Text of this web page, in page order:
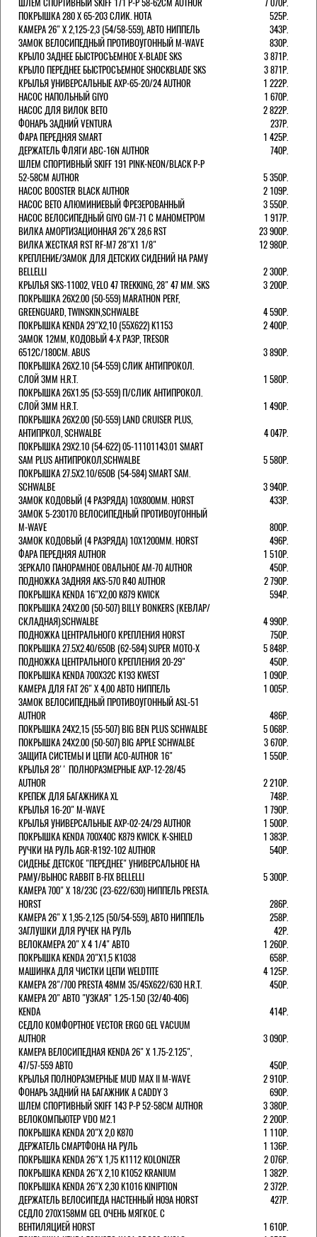
ПОКРЫШКА 280 X 65-203 СЛИК. HOTA
525Р.
КАМЕРА 26" X 2,125-2,3 (54/58-559), АВТО НИППЕЛЬ
343Р.
ЗАМОК ВЕЛОСИПЕДНЫЙ ПРОТИВОУГОННЫЙ M-WAVE
830Р.
КРЫЛО ЗАДНЕЕ БЫСТРОСЪЕМНОЕ X-BLADE SKS
3 871Р.
КРЫЛО ПЕРЕДНЕЕ БЫСТРОСЪЕМНОЕ SHOCKBLADE SKS
3 871Р.
КРЫЛЬЯ УНИВЕРСАЛЬНЫЕ AXP-65-20/24 AUTHOR
1 222Р.
НАСОС НАПОЛЬНЫЙ GIYO
1 670Р.
НАСОС ДЛЯ ВИЛОК ВЕТО
2 822Р.
ФОНАРЬ ЗАДНИЙ VENTURA
237Р.
ФАРА ПЕРЕДНЯЯ SMART
1 425Р.
ДЕРЖАТЕЛЬ ФЛЯГИ ABC-16N AUTHOR
740Р.
ШЛЕМ СПОРТИВНЫЙ SKIFF 191 PINK-NEON/BLACK Р-Р
52-58СМ AUTHOR
5 350Р.
НАСОС BOOSTER BLACK AUTHOR
2 109Р.
НАСОС BETO АЛЮМИНИЕВЫЙ ФРЕЗЕРОВАННЫЙ
3 550Р.
НАСОС ВЕЛОСИПЕДНЫЙ GIYO GM-71 С МАНОМЕТРОМ
1 917Р.
ВИЛКА АМОРТИЗАЦИОННАЯ 26"Х 28,6 RST
23 900Р.
ВИЛКА ЖЕСТКАЯ RST RF-M7 28"Х1 1/8"
12 980Р.
КРЕПЛЕНИЕ/ЗАМОК ДЛЯ ДЕТСКИХ СИДЕНИЙ НА РАМУ
BELLELLI
2 300Р.
КРЫЛЬЯ SKS-11002, VELO 47 TREKKING, 28" 47 ММ. SKS
3 200Р.
ПОКРЫШКА 26X2.00 (50-559) MARATHON PERF,
GREENGUARD, TWINSKIN,SCHWALBE
4 590Р.
ПОКРЫШКА KENDA 29"Х2,10 (55X622) K1153
2 400Р.
ЗАМОК 12ММ, КОДОВЫЙ 4-Х РАЗР, TRESOR
6512C/180СМ. ABUS
3 890Р.
ПОКРЫШКА 26X2.10 (54-559) СЛИК АНТИПРОКОЛ.
СЛОЙ 3ММ H.R.T.
1 580Р.
ПОКРЫШКА 26X1.95 (53-559) П/СЛИК АНТИПРОКОЛ.
СЛОЙ 3ММ H.R.T.
1 490Р.
ПОКРЫШКА 26X2.00 (50-559) LAND CRUISER PLUS,
АНТИПРКОЛ, SCHWALBE
4 047Р.
ПОКРЫШКА 29X2.10 (54-622) 05-11101143.01 SMART
SAM PLUS АНТИПРОКОЛ,SCHWALBE
5 580Р.
ПОКРЫШКА 27.5X2.10/650B (54-584) SMART SAM.
SCHWALBE
3 940Р.
ЗАМОК КОДОВЫЙ (4 РАЗРЯДА) 10Х800ММ. HORST
433Р.
ЗАМОК 5-230170 ВЕЛОСИПЕДНЫЙ ПРОТИВОУГОННЫЙ
M-WAVE
800Р.
ЗАМОК КОДОВЫЙ (4 РАЗРЯДА) 10Х1200ММ. HORST
496Р.
ФАРА ПЕРЕДНЯЯ AUTHOR
1 510Р.
ЗЕРКАЛО ПАНОРАМНОЕ ОВАЛЬНОЕ AM-70 AUTHOR
450Р.
ПОДНОЖКА ЗАДНЯЯ AKS-570 R40 AUTHOR
2 790Р.
ПОКРЫШКА KENDA 16"Х2,00 K879 KWICK
594Р.
ПОКРЫШКА 24X2.00 (50-507) BILLY BONKERS (КЕВЛАР/
СКЛАДНАЯ).SCHWALBE
4 990Р.
ПОДНОЖКА ЦЕНТРАЛЬНОГО КРЕПЛЕНИЯ HORST
750Р.
ПОКРЫШКА 27.5X2.40/650B (62-584) SUPER MOTO-X
5 848Р.
ПОДНОЖКА ЦЕНТРАЛЬНОГО КРЕПЛЕНИЯ 20-29"
450Р.
ПОКРЫШКА KENDA 700Х32С K193 KWEST
1 090Р.
КАМЕРА ДЛЯ FAT 26" X 4,00 АВТО НИППЕЛЬ
1 005Р.
ЗАМОК ВЕЛОСИПЕДНЫЙ ПРОТИВОУГОННЫЙ ASL-51
AUTHOR
486Р.
ПОКРЫШКА 24X2,15 (55-507) BIG BEN PLUS SCHWALBE
5 068Р.
ПОКРЫШКА 24X2.00 (50-507) BIG APPLE SCHWALBE
3 670Р.
ЗАЩИТА СИСТЕМЫ И ЦЕПИ ACO-AUTHOR 16"
1 550Р.
КРЫЛЬЯ 28'' ПОЛНОРАЗМЕРНЫЕ AXP-12-28/45
AUTHOR
2 210Р.
КРЕПЕЖ ДЛЯ БАГАЖНИКА XL
748Р.
КРЫЛЬЯ 16-20" M-WAVE
1 790Р.
КРЫЛЬЯ УНИВЕРСАЛЬНЫЕ AXP-02-24/29 AUTHOR
1 500Р.
ПОКРЫШКА KENDA 700Х40С K879 KWICK. K-SHIELD
1 383Р.
РУЧКИ НА РУЛЬ AGR-R192-102 AUTHOR
540Р.
СИДЕНЬЕ ДЕТСКОЕ "ПЕРЕДНЕЕ" УНИВЕРСАЛЬНОЕ НА
РАМУ/ВЫНОС RABBIT B-FIX BELLELLI
5 300Р.
КАМЕРА 700" Х 18/23C (23-622/630) НИППЕЛЬ PRESTA.
HORST
286Р.
КАМЕРА 26" X 1,95-2,125 (50/54-559), АВТО НИППЕЛЬ
258Р.
ЗАГЛУШКИ ДЛЯ РУЧЕК НА РУЛЬ
42Р.
ВЕЛОКАМЕРА 20" Х 4 1/4" АВТО
1 260Р.
ПОКРЫШКА KENDA 20"Х1,5 K1038
658Р.
МАШИНКА ДЛЯ ЧИСТКИ ЦЕПИ WELDTITE
4 125Р.
КАМЕРА 28"/700 PRESTA 48ММ 35/45Х622/630 H.R.T.
450Р.
КАМЕРА 20" АВТО "УЗКАЯ" 1.25-1.50 (32/40-406)
KENDA
414Р.
СЕДЛО КОМФОРТНОЕ VECTOR ERGO GEL VACUUM
AUTHOR
3 090Р.
КАМЕРА ВЕЛОСИПЕДНАЯ KENDA 26" Х 1.75-2.125",
47/57-559 АВТО
450Р.
КРЫЛЬЯ ПОЛНОРАЗМЕРНЫЕ MUD MAX II M-WAVE
2 910Р.
ФОНАРЬ ЗАДНИЙ НА БАГАЖНИК A CADDY 3
690Р.
ШЛЕМ СПОРТИВНЫЙ SKIFF 143 Р-Р 52-58СМ AUTHOR
3 380Р.
ВЕЛОКОМПЬЮТЕР VDO M2.1
2 200Р.
ПОКРЫШКА KENDA 20"Х 2,0 K870
1 110Р.
ДЕРЖАТЕЛЬ СМАРТФОНА НА РУЛЬ
1 136Р.
ПОКРЫШКА KENDA 26"Х 1,75 K1112 KOLONIZER
2 076Р.
ПОКРЫШКА KENDA 26"Х 2,10 K1052 KRANIUM
1 382Р.
ПОКРЫШКА KENDA 26"Х 2,30 K1016 KINIPTION
2 372Р.
ДЕРЖАТЕЛЬ ВЕЛОСИПЕДА НАСТЕННЫЙ H09A HORST
427Р.
СЕДЛО 270Х158ММ GEL ОЧЕНЬ МЯГКОЕ. С
ВЕНТИЛЯЦИЕЙ HORST
1 610Р.